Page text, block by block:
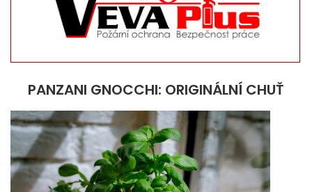
PANZANI GNOCCHI: ORIGINÁLNÍ CHUŤ